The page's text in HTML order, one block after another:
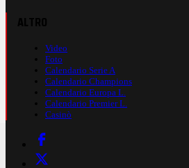
Video
Foto
Calendario Serie A
Calendario Champions
Calendario Europa L.
Calendario Premier L.
Casinò